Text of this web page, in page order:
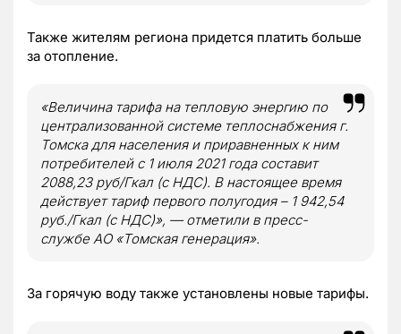
Также жителям региона придется платить больше
за отопление.
«Величина тарифа на тепловую энергию по
централизованной системе теплоснабжения г.
Томска для населения и приравненных к ним
потребителей с 1 июля 2021 года составит
2088,23 руб/Гкал (с НДС). В настоящее время
действует тариф первого полугодия – 1 942,54
руб./Гкал (с НДС)», — отметили в пресс-
службе АО «Томская генерация».
За горячую воду также установлены новые тарифы.